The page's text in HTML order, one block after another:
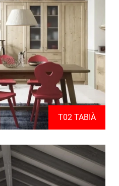
T02 TABIÀ